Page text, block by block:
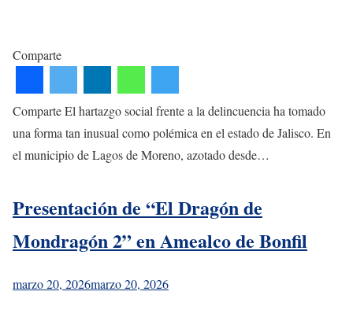
Comparte
Comparte El hartazgo social frente a la delincuencia ha tomado
una forma tan inusual como polémica en el estado de Jalisco. En
el municipio de Lagos de Moreno, azotado desde…
Presentación de “El Dragón de
Mondragón 2” en Amealco de Bonfil
marzo 20, 2026marzo 20, 2026